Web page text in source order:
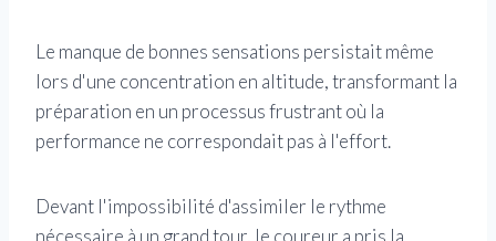
Le manque de bonnes sensations persistait même
lors d'une concentration en altitude, transformant la
préparation en un processus frustrant où la
performance ne correspondait pas à l'effort.
Devant l'impossibilité d'assimiler le rythme
nécessaire à un grand tour, le coureur a pris la